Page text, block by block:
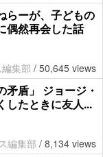
らーが、子どもの
偶然再会した話
集部 / 50,645 views
矛盾」 ジョージ・
したときに友人...
編集部 / 8,134 views